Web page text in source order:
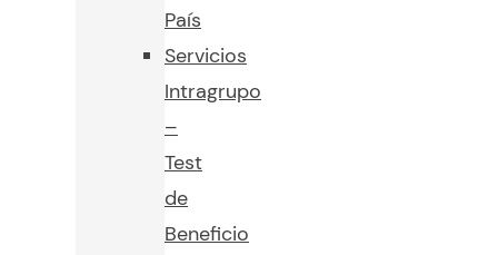
País
Servicios
Intragrupo
–
Test
de
Beneficio